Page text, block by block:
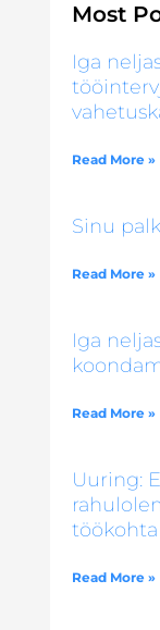
Most
Iga
Read More »
Sinu
Read More »
Iga
Read More »
Uuring:
töökohta
Read More »